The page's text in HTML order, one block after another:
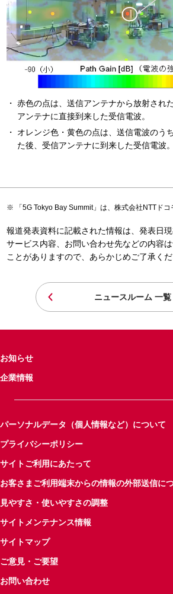
赤色の点は、送信アンテナから放射され
アンテナに直接到来した受信電波。
オレンジ色・黄色の点は、送信電波のう
た後、受信アンテナに到来した受信電波。
「5G Tokyo Bay Summit」は、株式会社NTTドコ
報道発表資料に記載された情報は、発表日現
サービス内容、お問い合わせ先などの内容
ことがありますので、あらかじめご了承くだ
ニュースルーム 一覧
お知らせ
企業情報
パーソナルデータ（個人情報など）について
プライバシーポリシー
サイトご利用にあたって
お客さまご利用端末からの情報の外部送信に
見やすさ・使いやすさの調整
サイトメンテナンス情報
サイトマップ
ご意見・ご要望
お問い合わせ